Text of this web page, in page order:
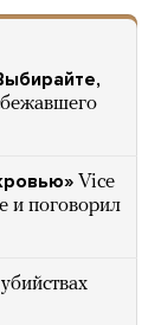
Vice
и поговорил